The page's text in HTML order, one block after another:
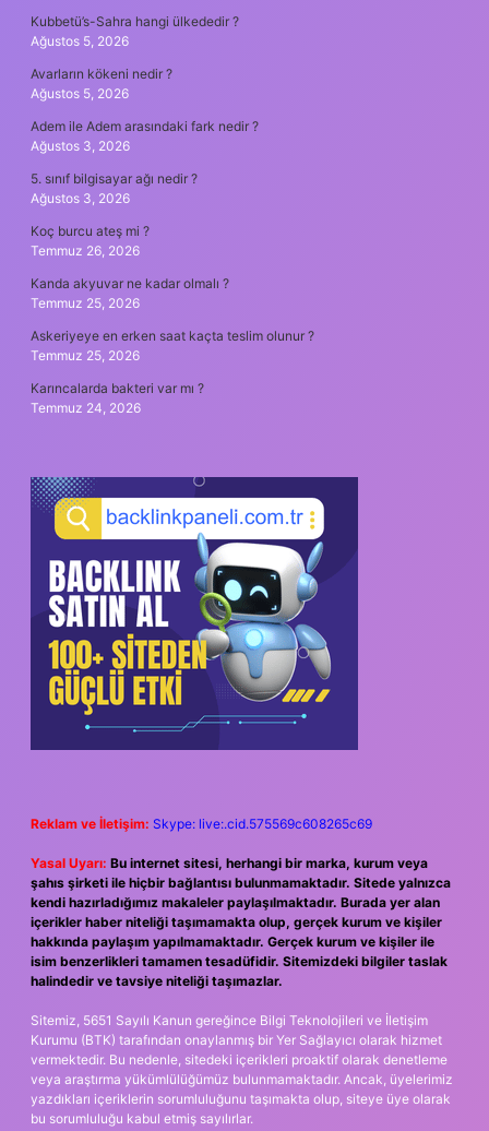
Kubbetü’s-Sahra hangi ülkededir ?
Ağustos 5, 2026
Avarların kökeni nedir ?
Ağustos 5, 2026
Adem ile Adem arasındaki fark nedir ?
Ağustos 3, 2026
5. sınıf bilgisayar ağı nedir ?
Ağustos 3, 2026
Koç burcu ateş mi ?
Temmuz 26, 2026
Kanda akyuvar ne kadar olmalı ?
Temmuz 25, 2026
Askeriyeye en erken saat kaçta teslim olunur ?
Temmuz 25, 2026
Karıncalarda bakteri var mı ?
Temmuz 24, 2026
Reklam ve İletişim: Skype: live:.cid.575569c608265c69
Yasal Uyarı: Bu internet sitesi, herhangi bir marka, kurum veya
şahıs şirketi ile hiçbir bağlantısı bulunmamaktadır. Sitede yalnızca
kendi hazırladığımız makaleler paylaşılmaktadır. Burada yer alan
içerikler haber niteliği taşımamakta olup, gerçek kurum ve kişiler
hakkında paylaşım yapılmamaktadır. Gerçek kurum ve kişiler ile
isim benzerlikleri tamamen tesadüfidir. Sitemizdeki bilgiler taslak
halindedir ve tavsiye niteliği taşımazlar.
Sitemiz, 5651 Sayılı Kanun gereğince Bilgi Teknolojileri ve İletişim
Kurumu (BTK) tarafından onaylanmış bir Yer Sağlayıcı olarak hizmet
vermektedir. Bu nedenle, sitedeki içerikleri proaktif olarak denetleme
veya araştırma yükümlülüğümüz bulunmamaktadır. Ancak, üyelerimiz
yazdıkları içeriklerin sorumluluğunu taşımakta olup, siteye üye olarak
bu sorumluluğu kabul etmiş sayılırlar.